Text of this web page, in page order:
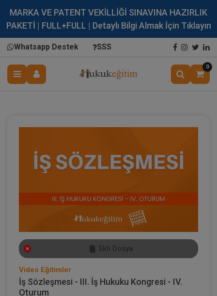
MARKA VE PATENT VEKİLLİĞİ SINAVINA HAZIRLIK
PAKETİ | FULL+FULL | Detaylı Bilgi Almak İçin Tıklayın
Whatsapp Destek SSS
0
Ekli Dosya
Video Eğitimler
İş Sözleşmesi - III. İş Hukuku Kongresi - IV.
Oturum